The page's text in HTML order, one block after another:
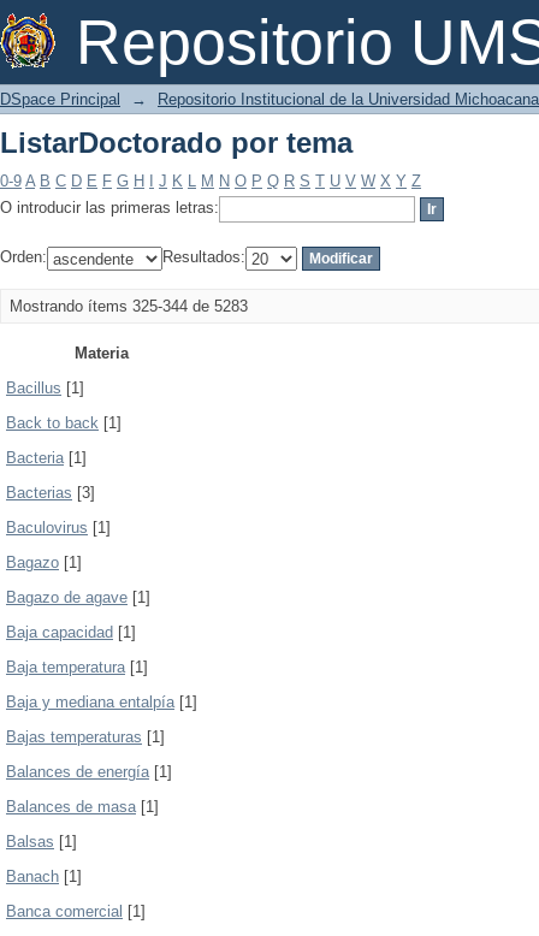
Repositorio
ListarDoctorado por tema
DSpace Principal → Repositorio Institucional de la Universidad
ListarDoctorado por tema
0-9 A B C D E F G H J K L M N O P Q R S T U V W X Y Z
O introducir las primeras letras:
Orden: Resultados:
Mostrando ítems 325-344 de 5283
Materia
Bacillus [1]
Back to back [1]
Bacteria[1]
Bacterias [3]
Baculovirus [1]
Bagazo [1]
Bagazo de agave [1]
Baja capacidad [1]
Baja temperatura[1]
Baja y mediana entalpía[1]
Bajas temperaturas [1]
Balances de energía[1]
Balances de masa[1]
Balsas [1]
Banach [1]
Banca comercial [1]